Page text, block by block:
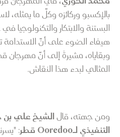
بالإكسبو وركائزه وكلّ ما يمثله،
البستنة والابتكار
هيفاء الضوء على أنّ الاستدامة
وبقاياه، مشيرةً إلى أنّ مهرجان
المثالي لبدء هذا النقاش.
ومن جهته، قال الشيخ علي بن
التنفيذي لـOoredoo قطر
: